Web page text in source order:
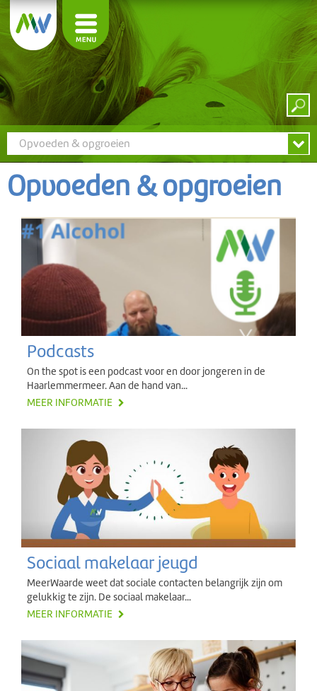
Opvoeden & opgroeien
Opvoeden & opgroeien
Podcasts
On the spot is een podcast voor en door jongeren in de
Haarlemmermeer. Aan de hand van...
MEER INFORMATIE
Sociaal makelaar jeugd
MeerWaarde weet dat sociale contacten belangrijk zijn om
gelukkig te zijn. De sociaal makelaar...
MEER INFORMATIE